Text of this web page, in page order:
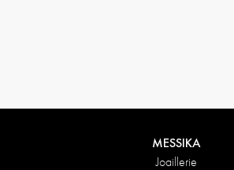
MESSIKA
Joaillerie